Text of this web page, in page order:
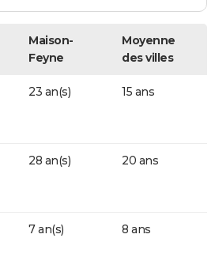
Maison-
Feyne
Moyenne
des villes
23 an(s) 15 ans
28 an(s) 20 ans
7 an(s) 8 ans